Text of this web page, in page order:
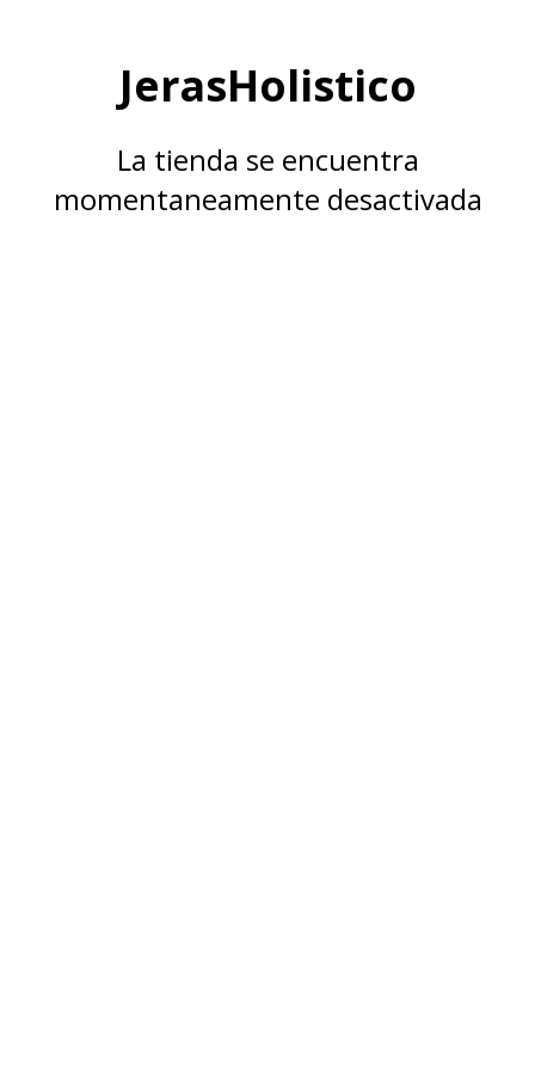
JerasHolistico
La tienda se encuentra
momentaneamente desactivada